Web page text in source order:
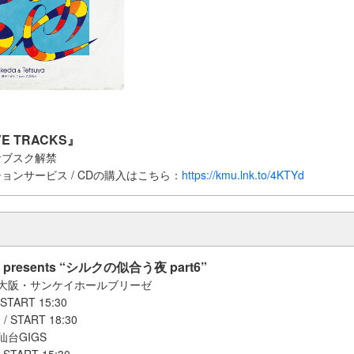
TRACKS』
スク解禁
ンサービス / CDの購入はこちら： https://kmu.lnk.to/4KTYd
“シルクの似合う夜 part6”
阪・サンケイホールブリーゼ
15:30
START 18:30
台GIGS